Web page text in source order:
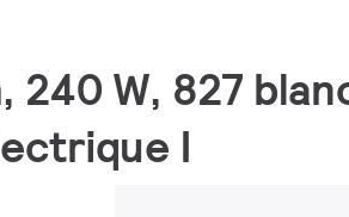
240 W, 827
I